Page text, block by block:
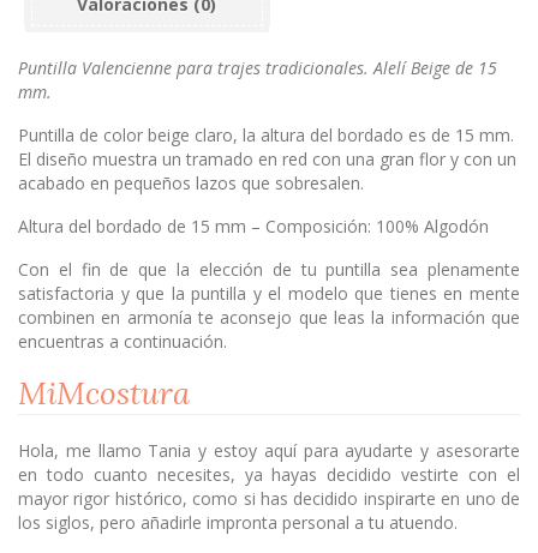
Puntilla Valencienne para trajes tradicionales. Alelí Beige de 15
mm.
Puntilla de color beige claro, la altura del bordado es de 15 mm.
El diseño muestra un tramado en red con una gran flor y con un
acabado en pequeños lazos que sobresalen.
Altura del bordado de 15 mm – Composición: 100% Algodón
Con el fin de que la elección de tu puntilla sea plenamente
satisfactoria y que la puntilla y el modelo que tienes en mente
combinen en armonía te aconsejo que leas la información que
encuentras a continuación.
MiMcostura
Hola, me llamo Tania y estoy aquí para ayudarte y asesorarte
en todo cuanto necesites, ya hayas decidido vestirte con el
mayor rigor histórico, como si has decidido inspirarte en uno de
los siglos, pero añadirle impronta personal a tu atuendo.